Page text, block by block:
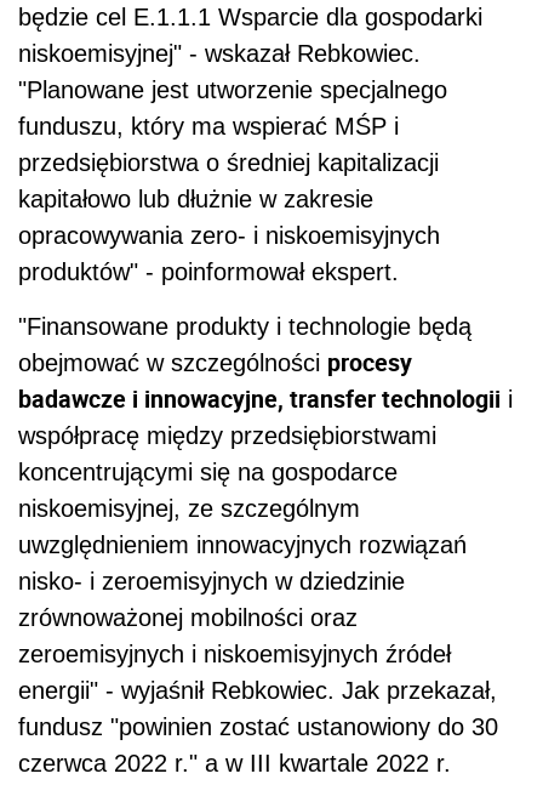
będzie cel E.1.1.1 Wsparcie dla gospodarki
niskoemisyjnej" - wskazał Rebkowiec.
"Planowane jest utworzenie specjalnego
funduszu, który ma wspierać MŚP i
przedsiębiorstwa o średniej kapitalizacji
kapitałowo lub dłużnie w zakresie
opracowywania zero- i niskoemisyjnych
produktów" - poinformował ekspert.
"Finansowane produkty i technologie będą
obejmować w szczególności procesy
badawcze i innowacyjne, transfer technologii i
współpracę między przedsiębiorstwami
koncentrującymi się na gospodarce
niskoemisyjnej, ze szczególnym
uwzględnieniem innowacyjnych rozwiązań
nisko- i zeroemisyjnych w dziedzinie
zrównoważonej mobilności oraz
zeroemisyjnych i niskoemisyjnych źródeł
energii" - wyjaśnił Rebkowiec. Jak przekazał,
fundusz "powinien zostać ustanowiony do 30
czerwca 2022 r." a w III kwartale 2022 r.